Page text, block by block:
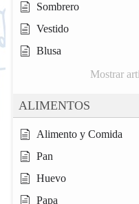
Sombrero
Vestido
Blusa
Mostrar
ALIMENTOS
Alimento y Comida
Pan
Huevo
Papa